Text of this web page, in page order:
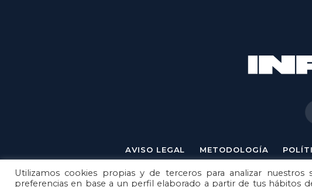
AVISO LEGAL METODOLOGÍA
©
Utilizamos cookies propias y de terceros para analizar
preferencias en base a un perfil elaborado a partir de tus hábitos